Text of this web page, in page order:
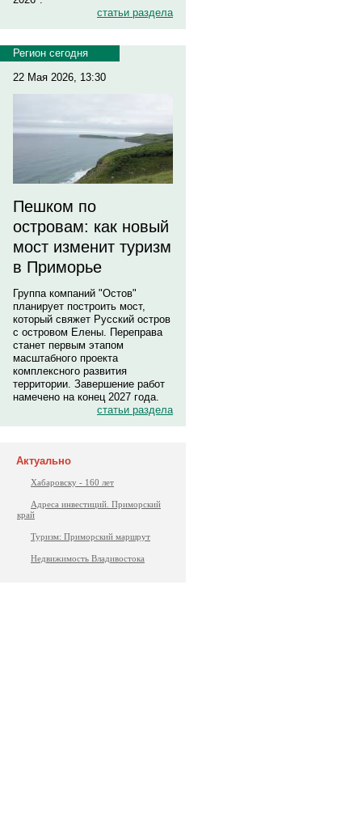
статьи раздела
Регион сегодня
22 Мая 2026, 13:30
Пешком по
островам: как новый
мост изменит туризм
в Приморье
Группа компаний "Остов"
планирует построить мост,
который свяжет Русский остров
с островом Елены. Переправа
станет первым этапом
масштабного проекта
комплексного развития
территории. Завершение работ
намечено на конец 2027 года.
статьи раздела
Актуально
Хабаровску - 160 лет
Адреса инвестиций. Приморский
край
Туризм: Приморский маршрут
Недвижимость Владивостока